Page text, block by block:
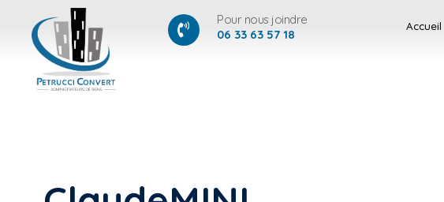
06 33 63 57 18
Pour nous joindre Accueil